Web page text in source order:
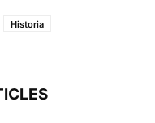
Historia